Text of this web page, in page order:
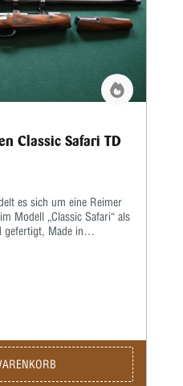
Classic Safari TD
es sich um eine Reimer
Modell „Classic Safari“ als
gefertigt, Made in
Lauf Form: Standard
Win Mag) Finish:
LaufSchaft Holz Klasse 5
Schaft: 375mm
Schaft, US-Öse